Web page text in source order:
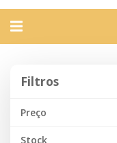
Alternar
Filtros
Preço
Stock